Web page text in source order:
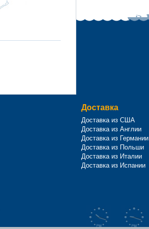
Доставка
Доставка из США
Доставка из Англии
Доставка из Германии
Доставка из Польши
Доставка из Италии
Доставка из Испании